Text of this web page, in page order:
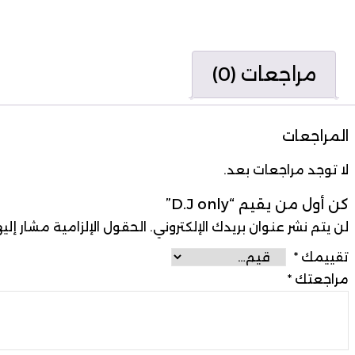
مراجعات (0)
المراجعات
لا توجد مراجعات بعد.
كن أول من يقيم “D.J only”
لن يتم نشر عنوان بريدك الإلكتروني. الحقول الإلزامية مشار
تقييمك *
مراجعتك *